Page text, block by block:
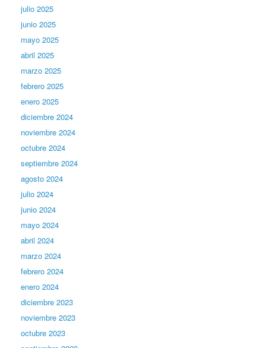
julio 2025
junio 2025
mayo 2025
abril 2025
marzo 2025
febrero 2025
enero 2025
diciembre 2024
noviembre 2024
octubre 2024
septiembre 2024
agosto 2024
julio 2024
junio 2024
mayo 2024
abril 2024
marzo 2024
febrero 2024
enero 2024
diciembre 2023
noviembre 2023
octubre 2023